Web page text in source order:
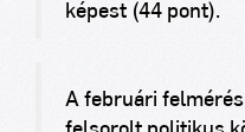
képest (44 pont).
A februári